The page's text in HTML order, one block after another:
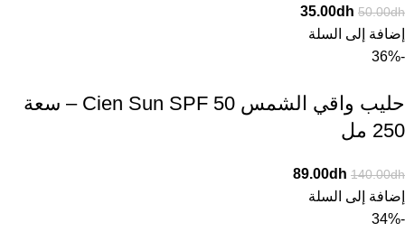
50.00dh
35.00dh
إضافة إلى السلة
-36%
حليب واقي الشمس Cien Sun SPF 50 – سعة
250 مل
140.00dh
89.00dh
إضافة إلى السلة
-34%